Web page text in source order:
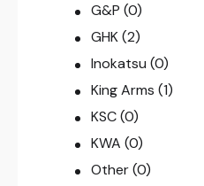
G&P (0)
GHK (2)
Inokatsu (0)
King Arms (1)
KSC (0)
KWA (0)
Other (0)